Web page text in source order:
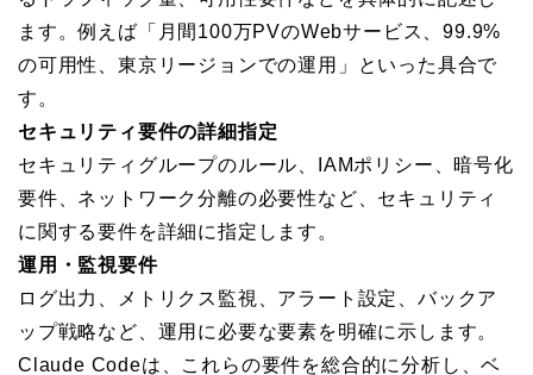
ます。例えば「月間100万PVのWebサービス、99.9%
の可用性、東京リージョンでの運用」といった具合で
す。
セキュリティ要件の詳細指定
セキュリティグループのルール、IAMポリシー、暗号化
要件、ネットワーク分離の必要性など、セキュリティ
に関する要件を詳細に指定します。
運用・監視要件
ログ出力、メトリクス監視、アラート設定、バックア
ップ戦略など、運用に必要な要素を明確に示します。
Claude Codeは、これらの要件を総合的に分析し、ベ